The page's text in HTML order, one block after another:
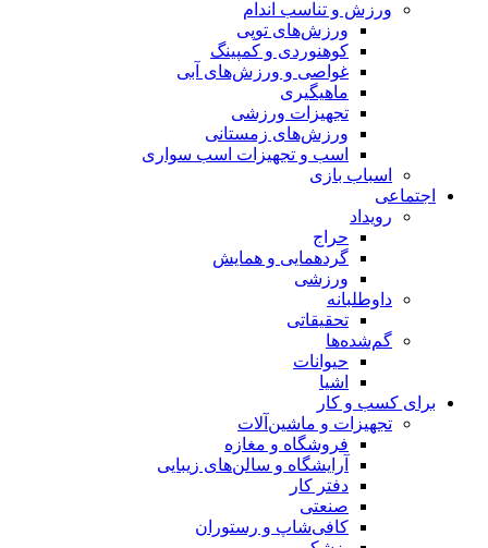
ورزش و تناسب اندام
ورزش‌های توپی
کوهنوردی و کمپینگ
غواصی و ورزش‌های آبی
ماهیگیری
تجهیزات ورزشی
ورزش‌های زمستانی
اسب و تجهیزات اسب سواری
اسباب‌ بازی
اجتماعی
رویداد
حراج
گردهمایی و همایش
ورزشی
داوطلبانه
تحقیقاتی
گم‌شده‌ها
حیوانات
اشیا
برای کسب و کار
تجهیزات و ماشین‌آلات
فروشگاه و مغازه
آرایشگاه و سالن‌های زیبایی
دفتر کار
صنعتی
کافی‌شاپ و رستوران